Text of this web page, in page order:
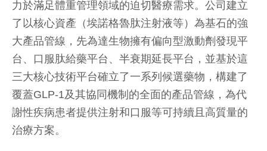
力於滿足體重管理領域的迫切醫療需求。公司建立
了以核心資產（埃諾格魯肽注射液等）為基石的強
大產品管線，先為達生物擁有偏向型激動劑發現平
台、口服肽給藥平台、半衰期延長平台，並基於這
三大核心技術平台確立了一系列候選藥物，構建了
覆蓋GLP-1及其協同機制的全面的產品管線，為代
謝性疾病患者提供注射和口服等可持續且高質量的
治療方案。